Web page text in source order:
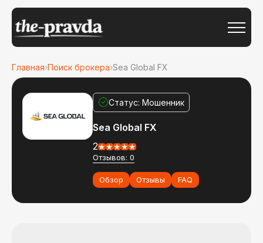
Главная›Поиск брокера›Sea Global FX
Статус: Мошенник
Sea Global FX
2
Отзывов: 0
Обзор Отзывы FAQ